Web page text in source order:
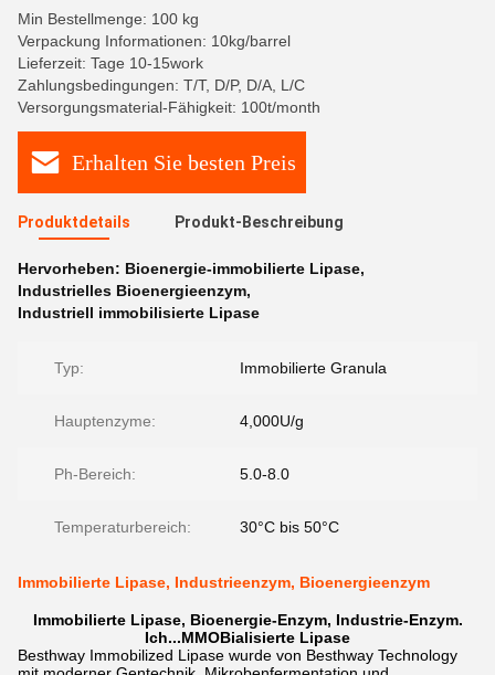
Min Bestellmenge: 100 kg
Verpackung Informationen: 10kg/barrel
Lieferzeit: Tage 10-15work
Zahlungsbedingungen: T/T, D/P, D/A, L/C
Versorgungsmaterial-Fähigkeit: 100t/month
Erhalten Sie besten Preis
Produktdetails Produkt-Beschreibung
Hervorheben: Bioenergie-immobilierte Lipase,
Industrielles Bioenergieenzym,
Industriell immobilisierte Lipase
Typ: Immobilierte Granula
Hauptenzyme: 4,000U/g
Ph-Bereich: 5.0-8.0
Temperaturbereich: 30°C bis 50°C
Immobilierte Lipase, Industrieenzym, Bioenergieenzym
Immobilierte Lipase, Bioenergie-Enzym, Industrie-Enzym.
Ich...MMOBialisierte Lipase
Besthway Immobilized Lipase wurde von Besthway Technology